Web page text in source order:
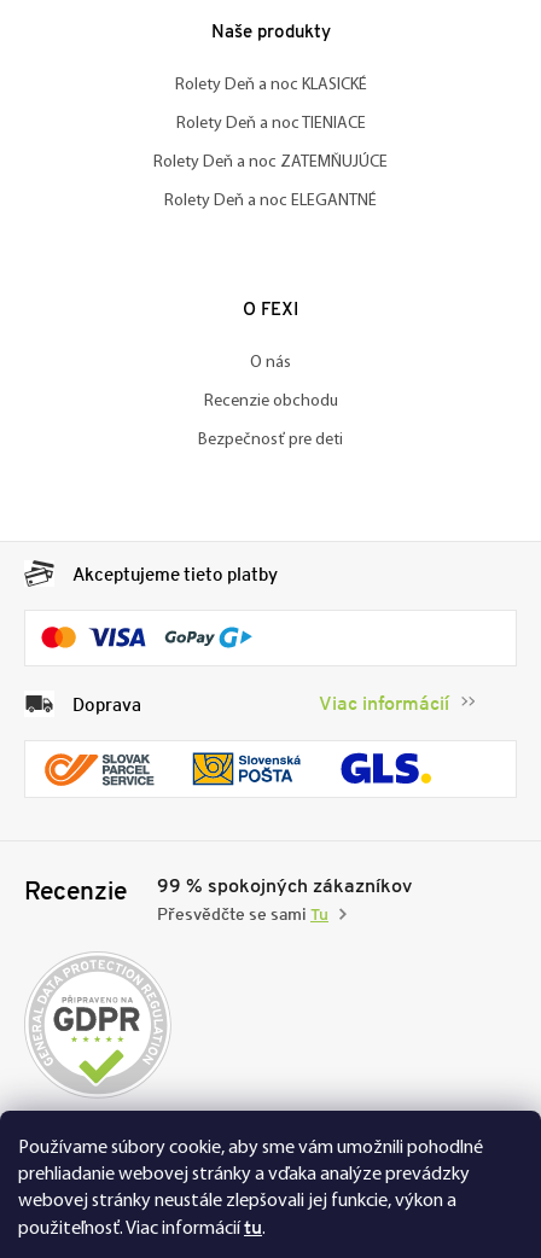
Používame súbory cookie, aby sme vám umožnili pohodlné
prehliadanie webovej stránky a vďaka analýze prevádzky
webovej stránky neustále zlepšovali jej funkcie, výkon a
použiteľnosť.Viac informáciítu.
Naše produkty
Rolety Deň a noc KLASICKÉ
Rolety Deň a noc TIENIACE
Rolety Deň a noc ZATEMŇUJÚCE
Rolety Deň a noc ELEGANTNÉ
O FEXI
O nás
Recenzie obchodu
Bezpečnosť pre deti
Akceptujeme tieto platby
Doprava Viac informácií
Recenzie 99 % spokojných zákazníkov
Přesvědčte se sami Tu
Nakupujte na FEXI bezpečne a bez obáv. Vďaka
HTTPS protokolu sú vaše citlivé dáta úplne v
bezpečí, všetky informácie medzi prehliadačom a
serverom sa prenášajú v zašifrovanej podobe.